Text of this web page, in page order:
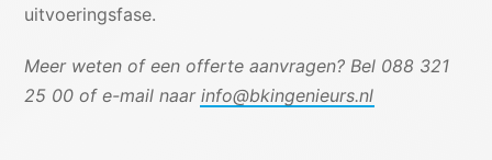
uitvoeringsfase.
Meer weten of een offerte aanvragen? Bel 088 321
25 00 of e-mail naarinfo@bkingenieurs.nl